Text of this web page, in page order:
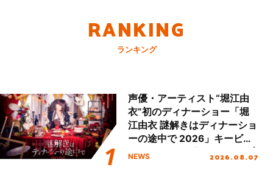
RANKING
ランキング
声優・アーティスト“堀江由
衣”初のディナーショー「堀
江由衣 謎解きはディナーショ
ーの途中で 2026」キービジ
ュアル＆グッズラインナップ
NEWS 2026.08.07